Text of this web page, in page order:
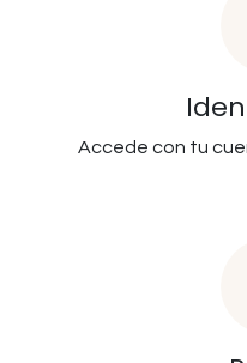
Accede con tu